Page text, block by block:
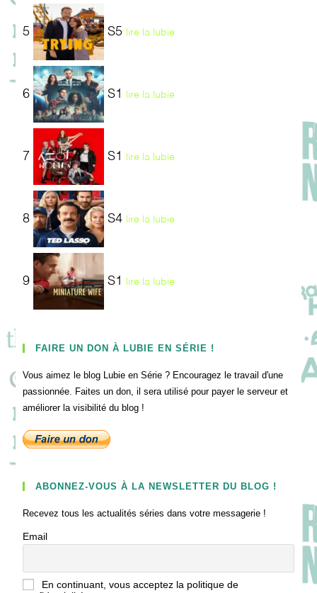
5 S5 lire la lubie
6 S1 lire la lubie
7 S1 lire la lubie
8 S4 lire la lubie
9 S1 lire la lubie
FAIRE UN DON À LUBIE EN SÉRIE !
Vous aimez le blog Lubie en Série ? Encouragez le travail d'une
passionnée. Faites un don, il sera utilisé pour payer le serveur et
améliorer la visibilité du blog !
ABONNEZ-VOUS À LA NEWSLETTER DU BLOG !
Recevez tous les actualités séries dans votre messagerie !
Email
En continuant, vous acceptez la politique de